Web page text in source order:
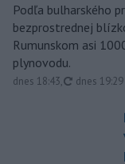
Podľa bulharského
bezprostrednej
Rumunskom asi
plynovodu.
dnes 18:43, dnes 19:29